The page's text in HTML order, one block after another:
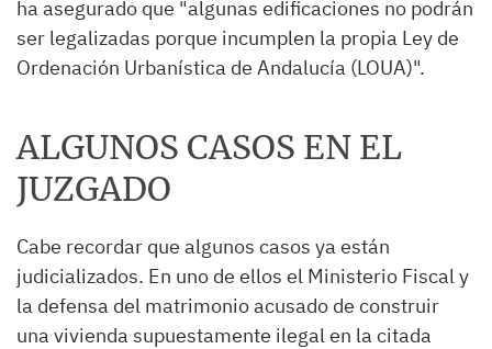
ha asegurado que "algunas edificaciones no podrán
ser legalizadas porque incumplen la propia Ley de
Ordenación Urbanística de Andalucía (LOUA)".
ALGUNOS CASOS EN EL
JUZGADO
Cabe recordar que algunos casos ya están
judicializados. En uno de ellos el Ministerio Fiscal y
la defensa del matrimonio acusado de construir
una vivienda supuestamente ilegal en la citada